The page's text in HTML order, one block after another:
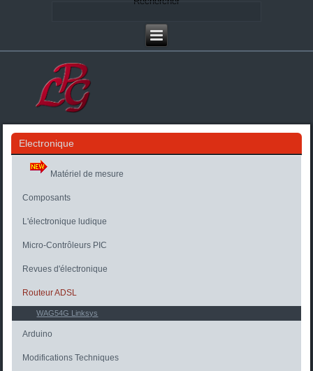
Electronique
Matériel de mesure
Composants
L'électronique ludique
Micro-Contrôleurs PIC
Revues d'électronique
Routeur ADSL
WAG54G Linksys
Arduino
Modifications Techniques